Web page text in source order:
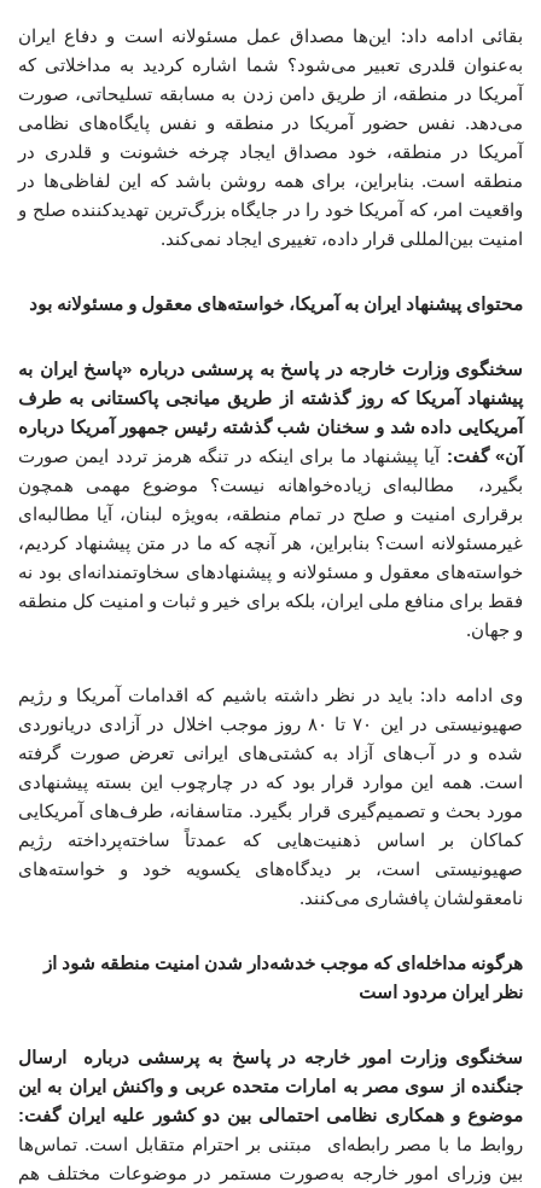
بقائی ادامه داد: این‌ها مصداق عمل مسئولانه است و دفاع ایران
به‌عنوان قلدری تعبیر می‌شود؟ شما اشاره کردید به مداخلاتی که
آمریکا در منطقه، از طریق دامن زدن به مسابقه تسلیحاتی، صورت
می‌دهد. نفس حضور آمریکا در منطقه و نفس پایگاه‌های نظامی
آمریکا در منطقه، خود مصداق ایجاد چرخه خشونت و قلدری در
منطقه است. بنابراین، برای همه روشن باشد که این لفاظی‌ها در
واقعیت امر، که آمریکا خود را در جایگاه بزرگ‌ترین تهدیدکننده صلح و
امنیت بین‌المللی قرار داده، تغییری ایجاد نمی‌کند.
محتوای پیشنهاد ایران به آمریکا، خواسته‌های معقول و مسئولانه بود
سخنگوی وزارت خارجه در پاسخ به پرسشی درباره «پاسخ ایران به
پیشنهاد آمریکا که روز گذشته از طریق میانجی پاکستانی به طرف
آمریکایی داده شد و سخنان شب گذشته رئیس جمهور آمریکا درباره
آن» گفت: آیا پیشنهاد ما برای اینکه در تنگه هرمز تردد ایمن صورت
بگیرد، مطالبه‌ای زیاده‌خواهانه نیست؟ موضوع مهمی همچون
برقراری امنیت و صلح در تمام منطقه، به‌ویژه لبنان، آیا مطالبه‌ای
غیرمسئولانه است؟ بنابراین، هر آنچه که ما در متن پیشنهاد کردیم،
خواسته‌های معقول و مسئولانه و پیشنهادهای سخاوتمندانه‌ای بود نه
فقط برای منافع ملی ایران، بلکه برای خیر و ثبات و امنیت کل منطقه
و جهان.
وی ادامه داد: باید در نظر داشته باشیم که اقدامات آمریکا و رژیم
صهیونیستی در این ۷۰ تا ۸۰ روز موجب اخلال در آزادی دریانوردی
شده و در آب‌های آزاد به کشتی‌های ایرانی تعرض صورت گرفته
است. همه این موارد قرار بود که در چارچوب این بسته پیشنهادی
مورد بحث و تصمیم‌گیری قرار بگیرد. متاسفانه، طرف‌های آمریکایی
کماکان بر اساس ذهنیت‌هایی که عمدتاً ساخته‌پرداخته رژیم
صهیونیستی است، بر دیدگاه‌های یکسویه خود و خواسته‌های
نامعقولشان پافشاری می‌کنند.
هرگونه مداخله‌ای که موجب خدشه‌دار شدن امنیت منطقه شود از
نظر ایران مردود است
سخنگوی وزارت امور خارجه در پاسخ به پرسشی درباره ارسال
جنگنده از سوی مصر به امارات متحده عربی و واکنش ایران به این
موضوع و همکاری نظامی احتمالی بین دو کشور علیه ایران گفت:
روابط ما با مصر رابطه‌ای مبتنی بر احترام متقابل است. تماس‌ها
بین وزرای امور خارجه به‌صورت مستمر در موضوعات مختلف هم